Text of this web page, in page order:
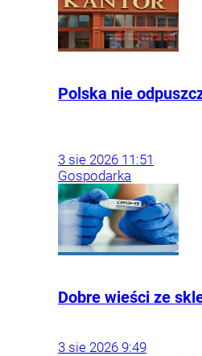
Polska nie
3 sie 2026 11:51
Gospodarka
Dobre wieści ze
3 sie 2026 9:49